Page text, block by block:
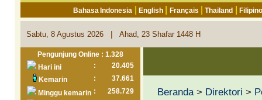
Bahasa Indonesia |English Français |Thailand |
Sabtu, 8 Agustus 2026 | Ahad, 23 Shafar 1448 H
Pengunjung Online : 1.328
Hari ini
:
20.405
Kemarin
:
37.661
Minggu kemarin :
258.729
Beranda> Direktori >